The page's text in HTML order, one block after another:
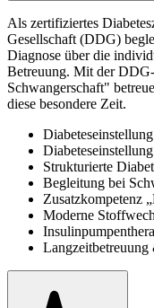
Als zertifiziertes
Gesellschaft (DDG)
Diagnose über die
Betreuung. Mit der
Schwangerschaft"
diese besondere Zeit.
Strukturierte
Begleitung bei
Zusatzkompetenz
Moderne